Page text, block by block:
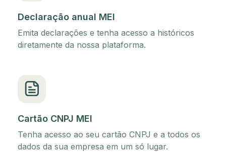
Declaração anual MEI
Emita declarações e tenha acesso a históricos
diretamente da nossa plataforma.
Cartão CNPJ MEI
Tenha acesso ao seu cartão CNPJ e a todos os
dados da sua empresa em um só lugar.